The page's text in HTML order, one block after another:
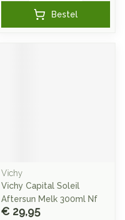
Bestel
Vichy
Vichy Capital Soleil
Aftersun Melk 300ml Nf
€ 29,95